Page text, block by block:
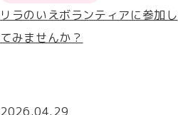
リラのいえボランティアに参加し
てみませんか？
2026.04.29